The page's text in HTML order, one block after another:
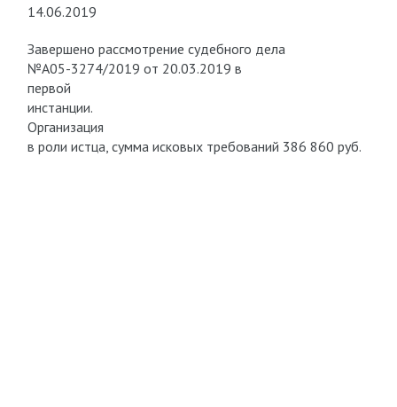
14.06.2019
Завершено рассмотрение судебного дела
№А05-3274/2019 от 20.03.2019 в
первой
инстанции.
Организация
в роли истца, сумма исковых требований 386 860 руб.